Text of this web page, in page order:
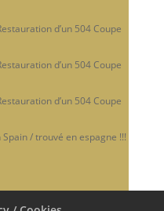
d’un 504 Coupe
d’un 504 Coupe
d’un 504 Coupe
/ trouvé en espagne !!!